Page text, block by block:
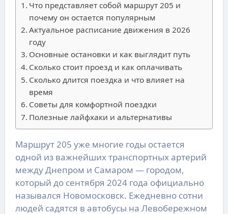
Что представляет собой маршрут 205 и
почему он остается популярным
Актуальное расписание движения в 2026
году
Основные остановки и как выглядит путь
Сколько стоит проезд и как оплачивать
Сколько длится поездка и что влияет на
время
Советы для комфортной поездки
Полезные лайфхаки и альтернативы
Маршрут 205 уже многие годы остается
одной из важнейших транспортных артерий
между Днепром и Самаром — городом,
который до сентября 2024 года официально
назывался Новомосковск. Ежедневно сотни
людей садятся в автобусы на Левобережном